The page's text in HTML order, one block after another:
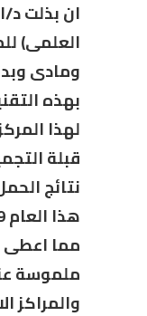
ان بذلت
العلمى)
ومادى
بهذه
لهذا
قبلة
نتائج
مما اعطى
ملموسة